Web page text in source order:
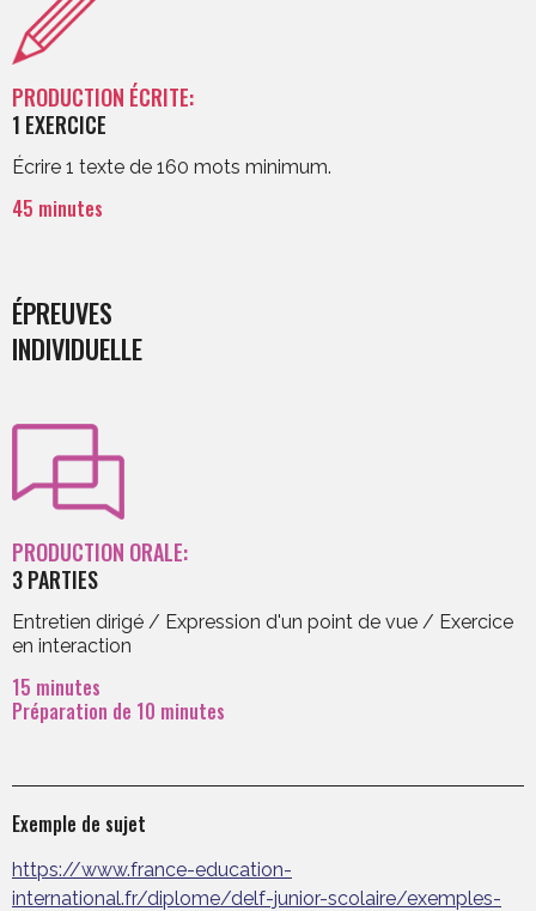
PRODUCTION ÉCRITE:
1 EXERCICE
Écrire 1 texte de 160 mots minimum.
45 minutes
ÉPREUVES
INDIVIDUELLE
PRODUCTION ORALE:
3 PARTIES
Entretien dirigé / Expression d'un point de vue / Exercice
en interaction
15 minutes
Préparation de 10 minutes
Exemple de sujet
https://www.france-education-
international.fr/diplome/delf-junior-scolaire/exemples-